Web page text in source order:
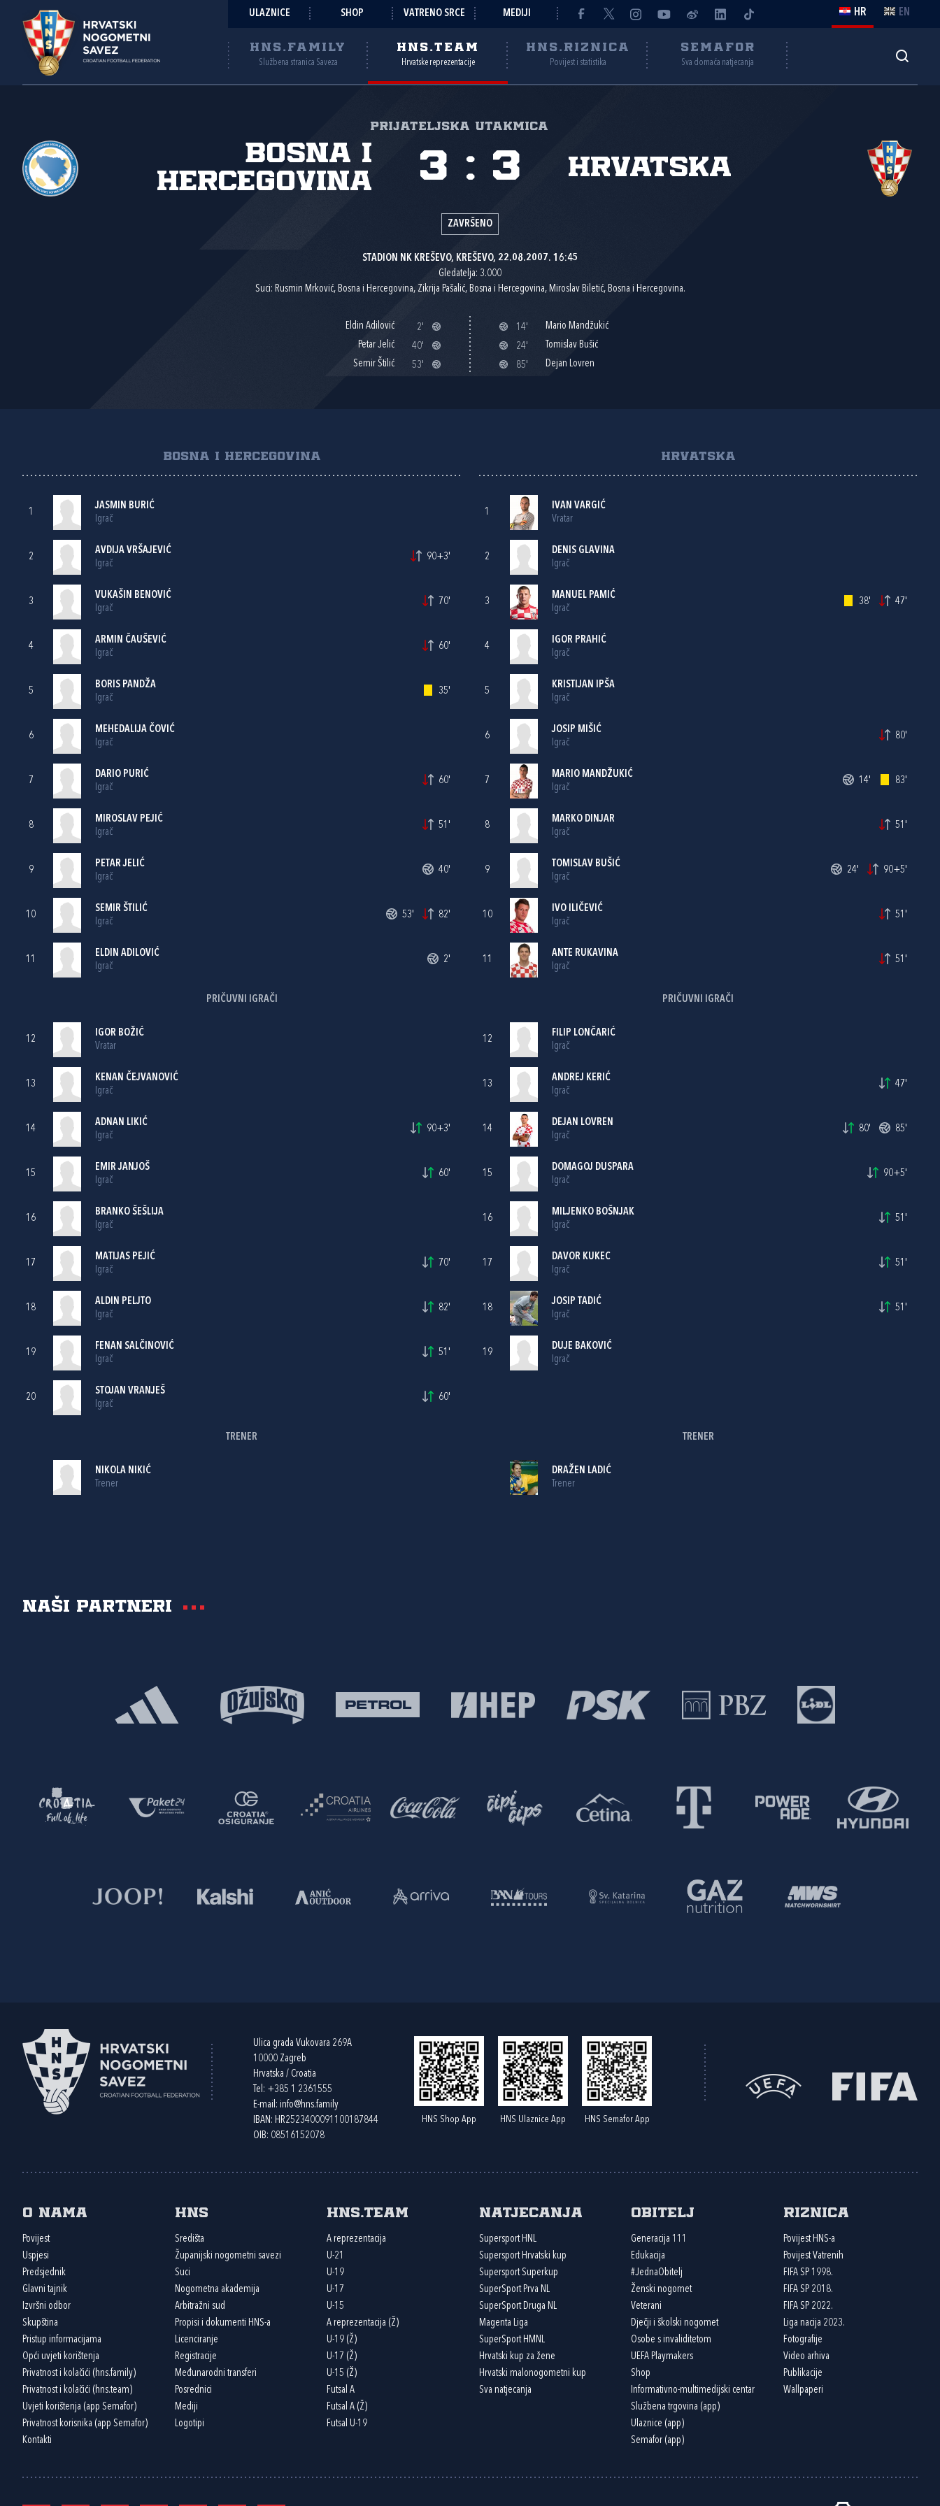
ULAZNICE SHOP VATRENO SRCE MEDIJI HR EN
HNS.FAMILY
Službena stranica Saveza
HNS.TEAM
Hrvatske reprezentacije
HNS.RIZNICA
Povijest i statistika
SEMAFOR
Sva domaća natjecanja
Prijateljska utakmica
Bosna i
Hercegovina
Hrvatska
3 : 3
ZAVRŠENO
STADION NK KREŠEVO, KREŠEVO, 22.08.2007. 16:45
Gledatelja: 3.000
Suci: Rusmin Mrković, Bosna i Hercegovina, Zikrija Pašalić, Bosna i Hercegovina, Miroslav Biletić, Bosna i Hercegovina.
Eldin Adilović
2'
Petar Jelić
40'
Semir Štilić
53'
14'
Mario Mandžukić
24'
Tomislav Bušić
85'
Dejan Lovren
BOSNA I HERCEGOVINA
1
JASMIN BURIĆ
Igrač
2
AVDIJA VRŠAJEVIĆ
Igrač
90+3'
3
VUKAŠIN BENOVIĆ
Igrač
70'
4
ARMIN ČAUŠEVIĆ
Igrač
60'
5
BORIS PANDŽA
Igrač
35'
6
MEHEDALIJA ČOVIĆ
Igrač
7
DARIO PURIĆ
Igrač
60'
8
MIROSLAV PEJIĆ
Igrač
51'
9
PETAR JELIĆ
Igrač
40'
10
SEMIR ŠTILIĆ
Igrač
53' 82'
11
ELDIN ADILOVIĆ
Igrač
2'
PRIČUVNI IGRAČI
12
IGOR BOŽIĆ
Vratar
13
KENAN ČEJVANOVIĆ
Igrač
14
ADNAN LIKIĆ
Igrač
90+3'
15
EMIR JANJOŠ
Igrač
60'
16
BRANKO ŠEŠLIJA
Igrač
17
MATIJAS PEJIĆ
Igrač
70'
18
ALDIN PELJTO
Igrač
82'
19
FENAN SALČINOVIĆ
Igrač
51'
20
STOJAN VRANJEŠ
Igrač
60'
TRENER
NIKOLA NIKIĆ
Trener
HRVATSKA
1
IVAN VARGIĆ
Vratar
2
DENIS GLAVINA
Igrač
3
MANUEL PAMIĆ
Igrač
38' 47'
4
IGOR PRAHIĆ
Igrač
5
KRISTIJAN IPŠA
Igrač
6
JOSIP MIŠIĆ
Igrač
80'
7
MARIO MANDŽUKIĆ
Igrač
14' 83'
8
MARKO DINJAR
Igrač
51'
9
TOMISLAV BUŠIĆ
Igrač
24' 90+5'
10
IVO ILIČEVIĆ
Igrač
51'
11
ANTE RUKAVINA
Igrač
51'
PRIČUVNI IGRAČI
12
FILIP LONČARIĆ
Igrač
13
ANDREJ KERIĆ
Igrač
47'
14
DEJAN LOVREN
Igrač
80' 85'
15
DOMAGOJ DUSPARA
Igrač
90+5'
16
MILJENKO BOŠNJAK
Igrač
51'
17
DAVOR KUKEC
Igrač
51'
18
JOSIP TADIĆ
Igrač
51'
19
DUJE BAKOVIĆ
Igrač
TRENER
DRAŽEN LADIĆ
Trener
Naši partneri
Ulica grada Vukovara 269A
10000 Zagreb
Hrvatska / Croatia
Tel: +385 1 2361555
E-mail: info@hns.family
IBAN: HR2523400091100187844
OIB: 08516152078
HNS Shop App HNS Ulaznice App HNS Semafor App
O nama
Povijest
Uspjesi
Predsjednik
Glavni tajnik
Izvršni odbor
Skupština
Pristup informacijama
Opći uvjeti korištenja
Privatnost i kolačići (hns.family)
Privatnost i kolačići (hns.team)
Uvjeti korištenja (app Semafor)
Privatnost korisnika (app Semafor)
Kontakti
HNS
Središta
Županijski nogometni savezi
Suci
Nogometna akademija
Arbitražni sud
Propisi i dokumenti HNS-a
Licenciranje
Registracije
Međunarodni transferi
Posrednici
Mediji
Logotipi
HNS.team
A reprezentacija
U-21
U-19
U-17
U-15
A reprezentacija (Ž)
U-19 (Ž)
U-17 (Ž)
U-15 (Ž)
Futsal A
Futsal A (Ž)
Futsal U-19
Natjecanja
Supersport HNL
Supersport Hrvatski kup
Supersport Superkup
SuperSport Prva NL
SuperSport Druga NL
Magenta Liga
SuperSport HMNL
Hrvatski kup za žene
Hrvatski malonogometni kup
Sva natjecanja
Obitelj
Generacija 111
Edukacija
#JednaObitelj
Ženski nogomet
Veterani
Dječji i školski nogomet
Osobe s invaliditetom
UEFA Playmakers
Shop
Informativno-multimedijski centar
Službena trgovina (app)
Ulaznice (app)
Semafor (app)
Riznica
Povijest HNS-a
Povijest Vatrenih
FIFA SP 1998.
FIFA SP 2018.
FIFA SP 2022.
Liga nacija 2023.
Fotografije
Video arhiva
Publikacije
Wallpaperi